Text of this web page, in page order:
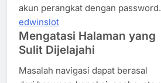
akun perangkat dengan password.
edwinslot
Mengatasi Halaman yang
Sulit Dijelajahi
Masalah navigasi dapat berasal